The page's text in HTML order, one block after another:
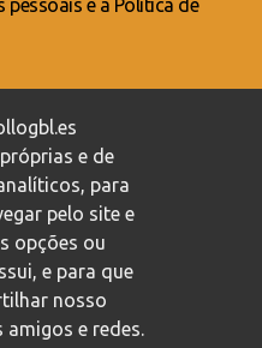
pessoais e a Política de
de cookies
e de
para
pelo site e
opções ou
e para que
nosso
e redes.